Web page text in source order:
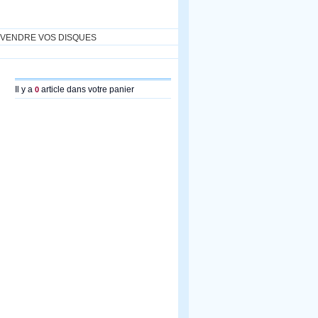
VENDRE VOS DISQUES
Il y a 0 article dans votre panier